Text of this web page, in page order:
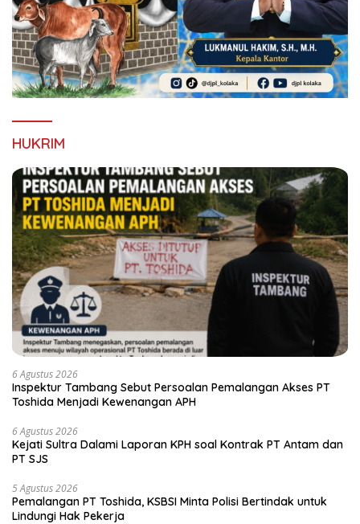
HUKRIM
6 Agustus 2026
Inspektur Tambang Sebut Persoalan Pemalangan Akses PT
Toshida Menjadi Kewenangan APH
6 Agustus 2026
Kejati Sultra Dalami Laporan KPH soal Kontrak PT Antam dan
PT SJS
5 Agustus 2026
Pemalangan PT Toshida, KSBSI Minta Polisi Bertindak untuk
Lindungi Hak Pekerja